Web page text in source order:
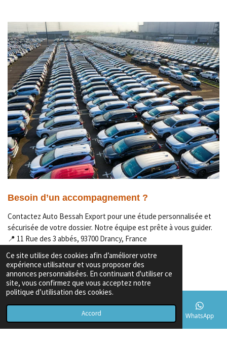
Ce site utilise des cookies afin d’améliorer votre
expérience utilisateur et vous proposer des
annonces personnalisées. En continuant d'utiliser ce
site, vous confirmez que vous acceptez notre
politique d’utilisation des cookies.
Accord
Besoin d’un accompagnement ?
Contactez Auto Bessah Export pour une étude personnalisée et
sécurisée de votre dossier. Notre équipe est prête à vous guider.
📍 11 Rue des 3 abbés, 93700 Drancy, France
📞+33 1 43 63 62 99
🌐www.autobessah.fr
Garanties & Conditions
Téléphone WhatsApp